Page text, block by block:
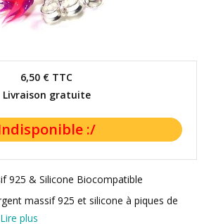
6,50 € TTC
Livraison gratuite
925 & Silicone Biocompatible
massif 925 et silicone à piques de
Lire plus